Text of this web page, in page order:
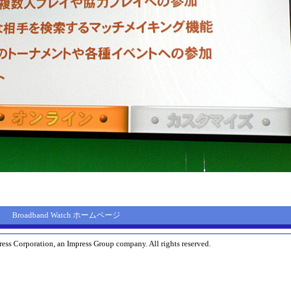
Broadband Watch ホームページ
Corporation, an Impress Group company. All rights reserved.